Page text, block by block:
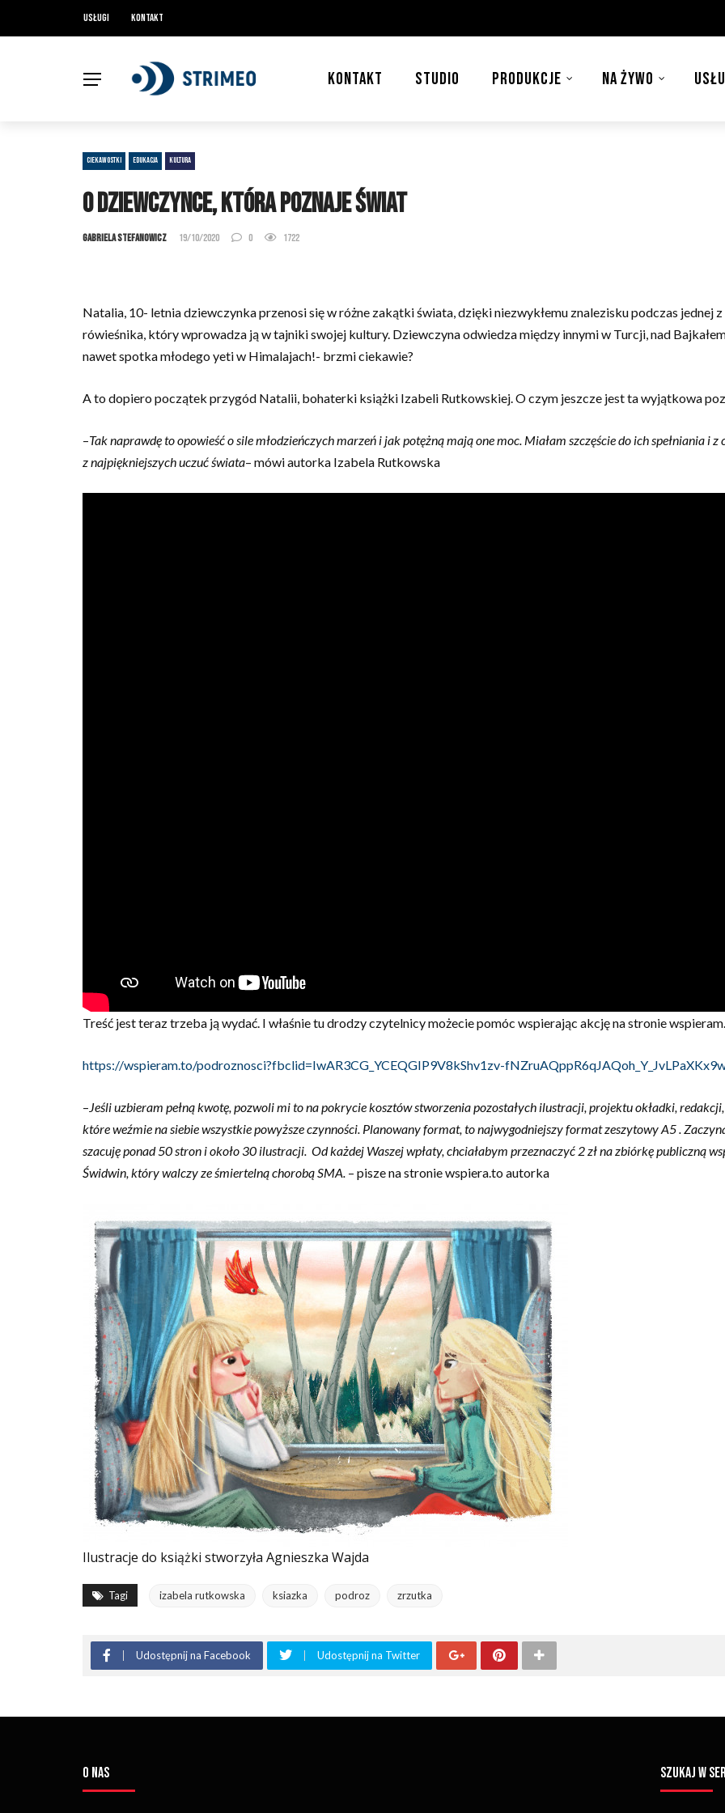
Usługi Kontakt
KONTAKT STUDIO PRODUKCJE NA ŻYWO
CIEKAWOSTKI EDUKACJA KULTURA
O dziewczynce, która poznaje świat
Gabriela Stefanowicz 19/10/2020 0 1722
Natalia, 10- letnia dziewczynka przenosi się w różne zakątki świata, dzięki niezwykłemu znalezisku podczas jednej
rówieśnika, który wprowadza ją w tajniki swojej kultury. Dziewczyna odwiedza między innymi w Turcji, nad
nawet spotka młodego yeti w Himalajach!- brzmi ciekawie?
A to dopiero początek przygód Natalii, bohaterki książki Izabeli Rutkowskiej. O czym jeszcze jest ta wyjątkowa
–Tak naprawdę to opowieść o sile młodzieńczych marzeń i jak potężną mają one moc. Miałam szczęście do ich spełniania i
z najpiękniejszych uczuć świata– mówi autorka Izabela Rutkowska
Treść jest teraz trzeba ją wydać. I właśnie tu drodzy czytelnicy możecie pomóc wspierając akcję na stronie
https://wspieram.to/podroznosci?fbclid=IwAR3CG_YCEQGIP9V8kShv1zv-
–Jeśli uzbieram pełną kwotę, pozwoli mi to na pokrycie kosztów stworzenia pozostałych ilustracji, projektu okładki,
które weźmie na siebie wszystkie powyższe czynności. Planowany format, to najwygodniejszy format zeszytowy A5 .
szacuję ponad 50 stron i około 30 ilustracji. Od każdej Waszej wpłaty, chciałabym przeznaczyć 2 zł na zbiórkę publiczną
Świdwin, który walczy ze śmiertelną chorobą SMA. – pisze na stronie wspiera.to autorka
Ilustracje do książki stworzyła Agnieszka Wajda
Tagi izabela rutkowska ksiazka podroz zrzutka
Udostępnij na Facebook Udostępnij na Twitter
O NAS SZUKAJ W